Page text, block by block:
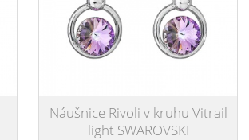
Náušnice Rivoli v kruhu Vitrail
light SWAROVSKI